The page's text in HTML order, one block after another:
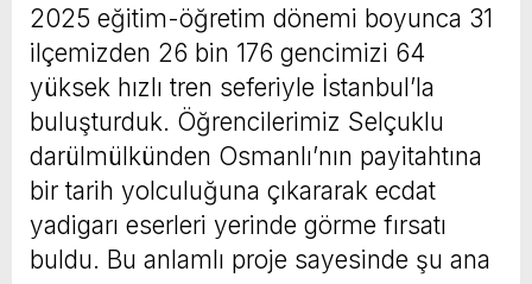
2025 eğitim-öğretim dönemi boyunca 31
ilçemizden 26 bin 176 gencimizi 64
yüksek hızlı tren seferiyle İstanbul’la
buluşturduk. Öğrencilerimiz Selçuklu
darülmülkünden Osmanlı’nın payitahtına
bir tarih yolculuğuna çıkararak ecdat
yadigarı eserleri yerinde görme fırsatı
buldu. Bu anlamlı proje sayesinde şu ana